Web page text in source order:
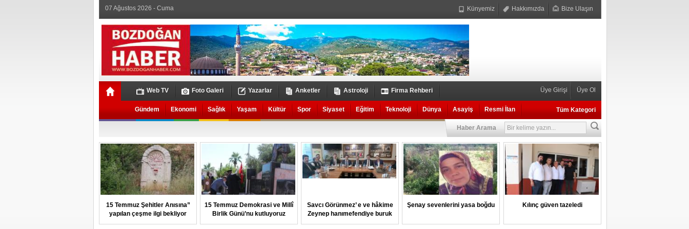
07 Ağustos 2026 - Cuma Künyemiz Hakkımızda Bize Ulaşın
Web TV Foto Galeri Yazarlar Anketler Astroloji Firma Rehberi Üye Girişi Üye Ol
Gündem Ekonomi Sağlık Yaşam Kültür Spor Siyaset Eğitim Teknoloji Dünya Asayiş Resmi İlan Tüm Kategori
Haber Arama
15 Temmuz Şehitler Anısına”
yapılan çeşme ilgi bekliyor
15 Temmuz Demokrasi ve Millî
Birlik Günü’nu kutluyoruz
Savcı Görünmez’ e ve hâkime
Zeynep hanımefendiye buruk
veda
Şenay sevenlerini yasa boğdu Kılınç güven tazeledi